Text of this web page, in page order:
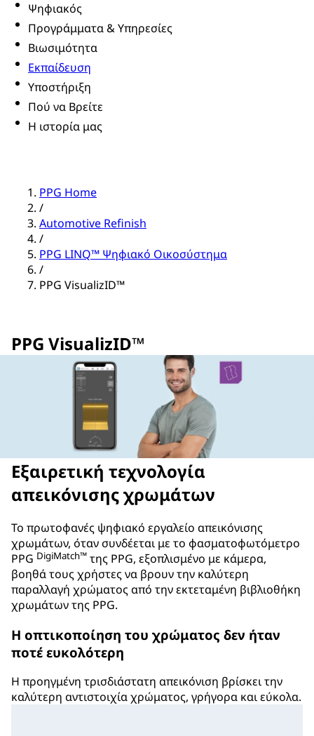
Ψηφιακός
Προγράμματα & Υπηρεσίες
Βιωσιμότητα
Εκπαίδευση
Υποστήριξη
Πού να Βρείτε
Η ιστορία μας
PPG Home
/
Automotive Refinish
/
PPG LINQ™ Ψηφιακό Οικοσύστημα
/
PPG VisualizID™
PPG VisualizID™
Εξαιρετική τεχνολογία
απεικόνισης χρωμάτων
Το πρωτοφανές ψηφιακό εργαλείο απεικόνισης
χρωμάτων, όταν συνδέεται με το φασματοφωτόμετρο
PPG DigiMatch™ της PPG, εξοπλισμένο με κάμερα,
βοηθά τους χρήστες να βρουν την καλύτερη
παραλλαγή χρώματος από την εκτεταμένη βιβλιοθήκη
χρωμάτων της PPG.
Η οπτικοποίηση του χρώματος δεν ήταν
ποτέ ευκολότερη
Η προηγμένη τρισδιάστατη απεικόνιση βρίσκει την
καλύτερη αντιστοιχία χρώματος, γρήγορα και εύκολα.